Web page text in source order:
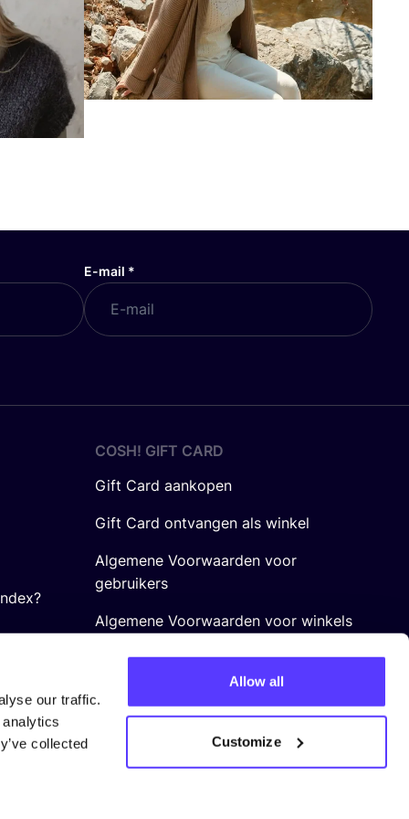
our traffic.
collected
Allow all
Customize
E-mail *
COSH! GIFT CARD
Gift Card aankopen
Gift Card ontvangen als winkel
Algemene Voorwaarden voor
gebruikers
Algemene Voorwaarden voor winkels